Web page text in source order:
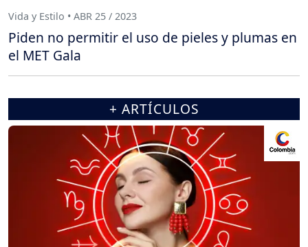
Vida y Estilo • ABR 25 / 2023
Piden no permitir el uso de pieles y plumas en
el MET Gala
+ ARTÍCULOS